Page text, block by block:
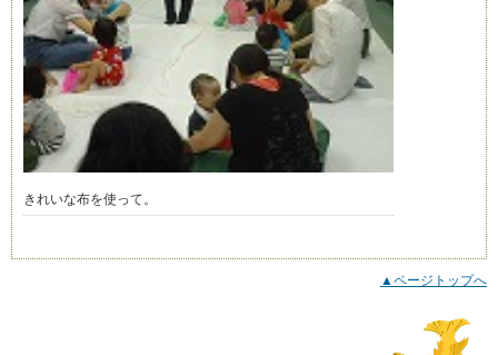
きれいな布を使って。
▲ページトップへ